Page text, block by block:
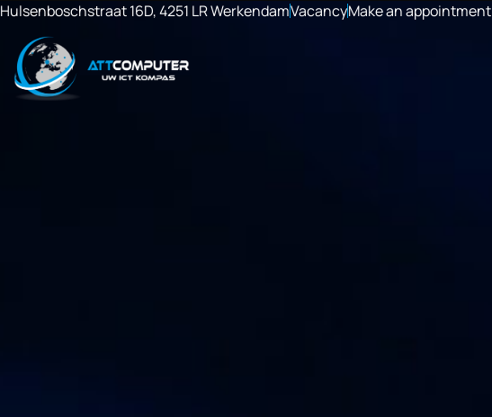
Hulsenboschstraat 16D, 4251 LR WerkendamVacancyMake an appointment